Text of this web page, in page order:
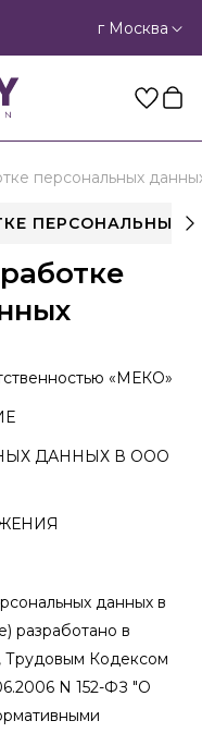
г Москва
персональных
ПЕРСОНАЛЬНЫХ
«МЕКО»
ДАННЫХ В ООО
данных в
в
Трудовым Кодексом
N 152-ФЗ "О